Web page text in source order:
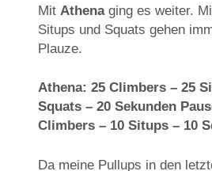
Mit Athenaging es weiter.
Situps und Squats gehen
Plauze.
Athena: 25 Climbers – 25
Squats – 20 Sekunden
Climbers – 10 Situps – 10
Da meine Pullups in den